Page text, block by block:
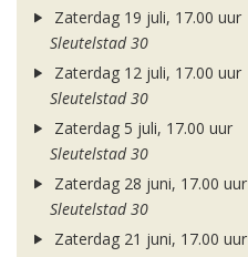
Zaterdag 19 juli, 17.00 uur
Sleutelstad 30
Zaterdag 12 juli, 17.00 uur
Sleutelstad 30
Zaterdag 5 juli, 17.00 uur
Sleutelstad 30
Zaterdag 28 juni, 17.00 uur
Sleutelstad 30
Zaterdag 21 juni, 17.00 uur